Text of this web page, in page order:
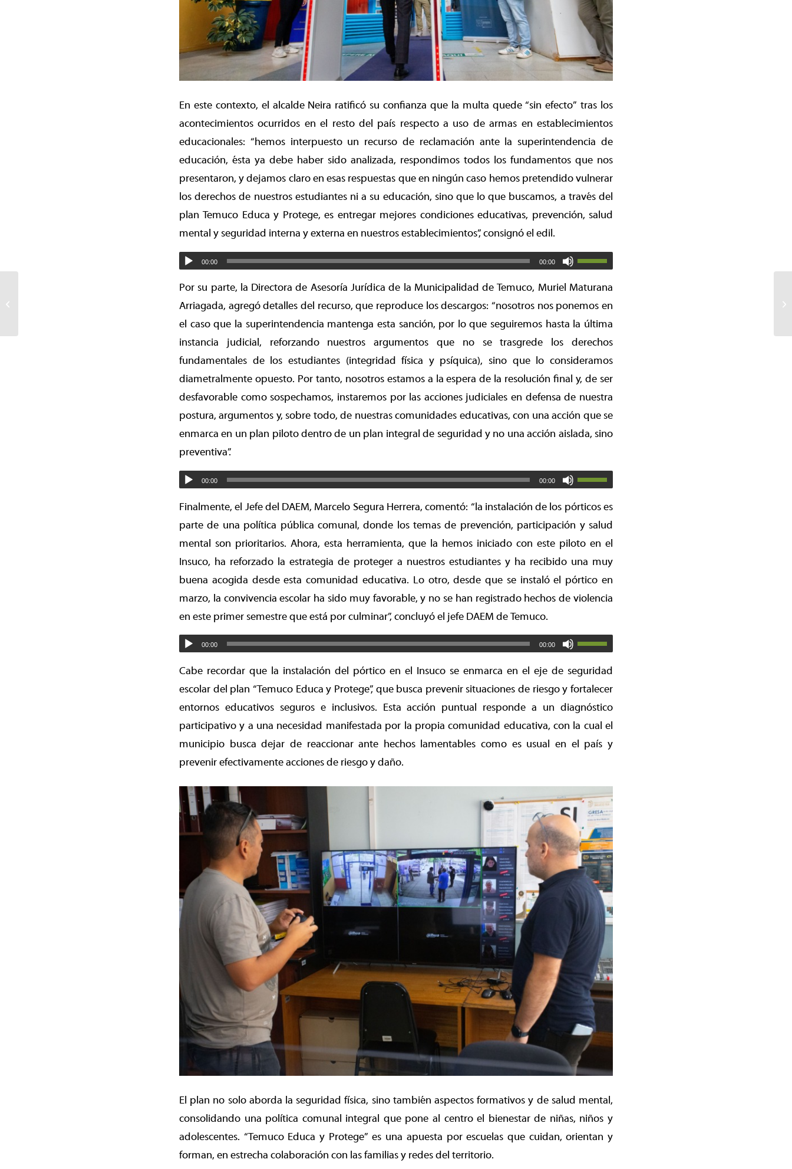
En este contexto, el alcalde Neira ratificó su confianza que la multa quede “sin efecto” tras los
acontecimientos ocurridos en el resto del país respecto a uso de armas en establecimientos
educacionales: “hemos interpuesto un recurso de reclamación ante la superintendencia de
educación, ésta ya debe haber sido analizada, respondimos todos los fundamentos que nos
presentaron, y dejamos claro en esas respuestas que en ningún caso hemos pretendido vulnerar
los derechos de nuestros estudiantes ni a su educación, sino que lo que buscamos, a través del
plan Temuco Educa y Protege, es entregar mejores condiciones educativas, prevención, salud
mental y seguridad interna y externa en nuestros establecimientos”, consignó el edil.
00:00 00:00
Por su parte, la Directora de Asesoría Jurídica de la Municipalidad de Temuco, Muriel Maturana
Arriagada, agregó detalles del recurso, que reproduce los descargos: “nosotros nos ponemos en
el caso que la superintendencia mantenga esta sanción, por lo que seguiremos hasta la última
instancia judicial, reforzando nuestros argumentos que no se trasgrede los derechos
fundamentales de los estudiantes (integridad física y psíquica), sino que lo consideramos
diametralmente opuesto. Por tanto, nosotros estamos a la espera de la resolución final y, de ser
desfavorable como sospechamos, instaremos por las acciones judiciales en defensa de nuestra
postura, argumentos y, sobre todo, de nuestras comunidades educativas, con una acción que se
enmarca en un plan piloto dentro de un plan integral de seguridad y no una acción aislada, sino
preventiva”.
00:00 00:00
Finalmente, el Jefe del DAEM, Marcelo Segura Herrera, comentó: “la instalación de los pórticos es
parte de una política pública comunal, donde los temas de prevención, participación y salud
mental son prioritarios. Ahora, esta herramienta, que la hemos iniciado con este piloto en el
Insuco, ha reforzado la estrategia de proteger a nuestros estudiantes y ha recibido una muy
buena acogida desde esta comunidad educativa. Lo otro, desde que se instaló el pórtico en
marzo, la convivencia escolar ha sido muy favorable, y no se han registrado hechos de violencia
en este primer semestre que está por culminar”, concluyó el jefe DAEM de Temuco.
00:00 00:00
Cabe recordar que la instalación del pórtico en el Insuco se enmarca en el eje de seguridad
escolar del plan “Temuco Educa y Protege”, que busca prevenir situaciones de riesgo y fortalecer
entornos educativos seguros e inclusivos. Esta acción puntual responde a un diagnóstico
participativo y a una necesidad manifestada por la propia comunidad educativa, con la cual el
municipio busca dejar de reaccionar ante hechos lamentables como es usual en el país y
prevenir efectivamente acciones de riesgo y daño.
El plan no solo aborda la seguridad física, sino también aspectos formativos y de salud mental,
consolidando una política comunal integral que pone al centro el bienestar de niñas, niños y
adolescentes. “Temuco Educa y Protege” es una apuesta por escuelas que cuidan, orientan y
forman, en estrecha colaboración con las familias y redes del territorio.